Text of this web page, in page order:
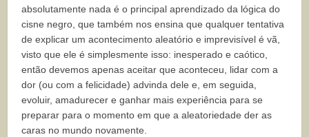
absolutamente nada é o principal aprendizado da lógica do
cisne negro, que também nos ensina que qualquer tentativa
de explicar um acontecimento aleatório e imprevisível é vã,
visto que ele é simplesmente isso: inesperado e caótico,
então devemos apenas aceitar que aconteceu, lidar com a
dor (ou com a felicidade) advinda dele e, em seguida,
evoluir, amadurecer e ganhar mais experiência para se
preparar para o momento em que a aleatoriedade der as
caras no mundo novamente.